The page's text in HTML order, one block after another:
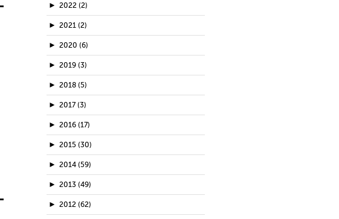
► 2022 (2)
► 2021 (2)
► 2020 (6)
► 2019 (3)
► 2018 (5)
► 2017 (3)
► 2016 (17)
► 2015 (30)
► 2014 (59)
► 2013 (49)
► 2012 (62)